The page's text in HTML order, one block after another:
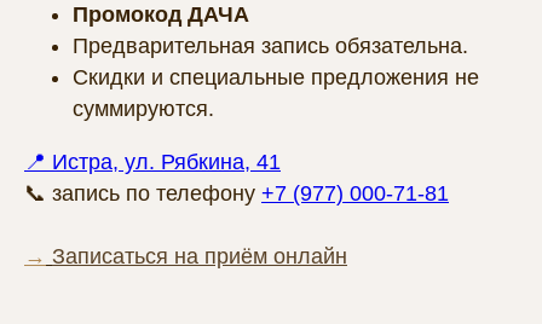
Промокод ДАЧА
Предварительная запись обязательна.
Скидки и специальные предложения не
суммируются.
📍 Истра, ул. Рябкина, 41
📞 запись по телефону +7 (977) 000-71-81
→ Записаться на приём онлайн